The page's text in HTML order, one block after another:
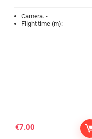
Camera: -
Flight time (m): -
€7.00